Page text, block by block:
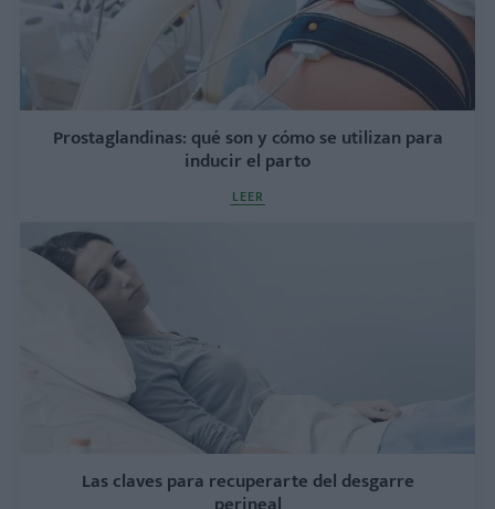
Prostaglandinas: qué son y cómo se utilizan para
inducir el parto
LEER
Las claves para recuperarte del desgarre